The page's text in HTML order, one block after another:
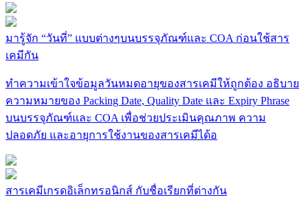
มารู้จัก “วันที่” แบบต่างๆบนบรรจุภัณฑ์และ COA ก่อนใช้สาร
เคมีกัน
ทำความเข้าใจข้อมูลวันหมดอายุของสารเคมีให้ถูกต้อง อธิบาย
ความหมายของ Packing Date, Quality Date และ Expiry Phrase
บนบรรจุภัณฑ์และ COA เพื่อช่วยประเมินคุณภาพ ความ
ปลอดภัย และอายุการใช้งานของสารเคมีได้อ
สารเคมีเกรดอิเล็กทรอนิกส์ กับชื่อเรียกที่ต่างกัน